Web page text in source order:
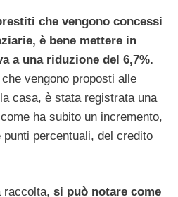
che vengono concessi
è bene mettere in
a una riduzione del 6,7%.
vengono proposti alle
casa, è stata registrata una
ha subito un incremento,
percentuali, del credito
raccolta, si può notare come